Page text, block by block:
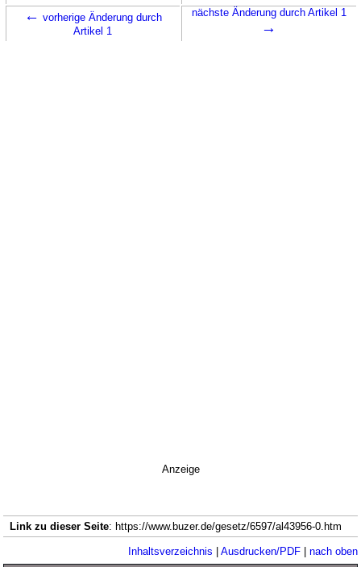
← vorherige Änderung durch
Artikel 1
nächste Änderung durch Artikel 1
→
Anzeige
Link zu dieser Seite: https://www.buzer.de/gesetz/6597/al43956-0.htm
Inhaltsverzeichnis | Ausdrucken/PDF| nach oben